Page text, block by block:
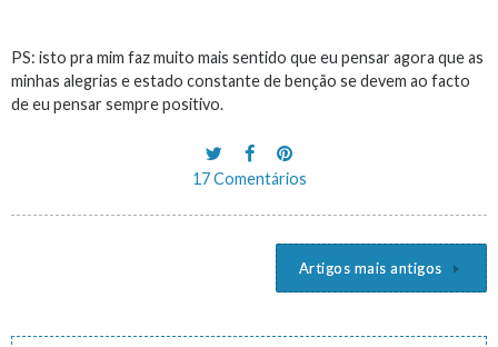
PS: isto pra mim faz muito mais sentido que eu pensar agora que as
minhas alegrias e estado constante de benção se devem ao facto
de eu pensar sempre positivo.
17 Comentários
de
Artigos mais antigos